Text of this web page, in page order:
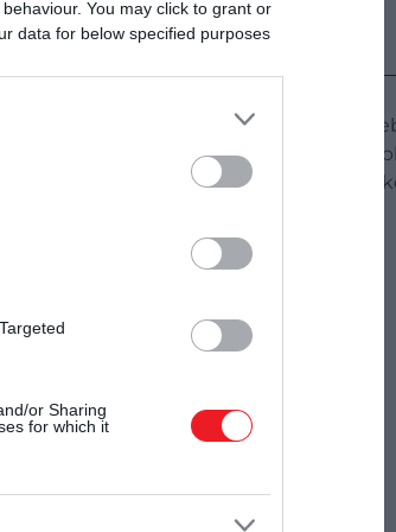
You may click to grant or
data for below specified purposes
or Sharing
for which it
különböző véleménynyilvánító
A
Európa
a listát magát országokra vonatkozóan